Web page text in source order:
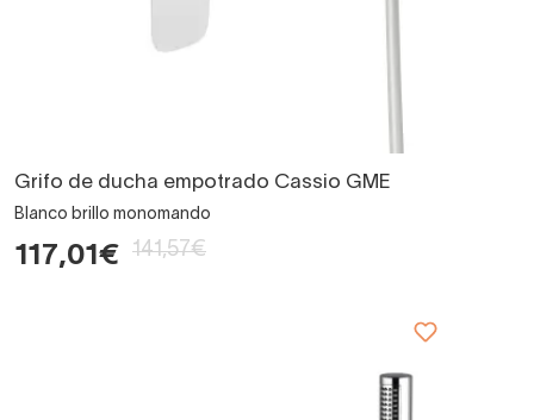
Grifo de ducha empotrado Cassio GME
Blanco brillo monomando
117,01€ 141,57€